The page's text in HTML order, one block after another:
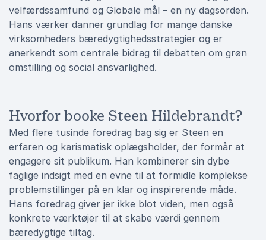
velfærdssamfund og Globale mål – en ny dagsorden.
Hans værker danner grundlag for mange danske
virksomheders bæredygtighedsstrategier og er
anerkendt som centrale bidrag til debatten om grøn
omstilling og social ansvarlighed.
Hvorfor booke Steen Hildebrandt?
Med flere tusinde foredrag bag sig er Steen en
erfaren og karismatisk oplægsholder, der formår at
engagere sit publikum. Han kombinerer sin dybe
faglige indsigt med en evne til at formidle komplekse
problemstillinger på en klar og inspirerende måde.
Hans foredrag giver jer ikke blot viden, men også
konkrete værktøjer til at skabe værdi gennem
bæredygtige tiltag.